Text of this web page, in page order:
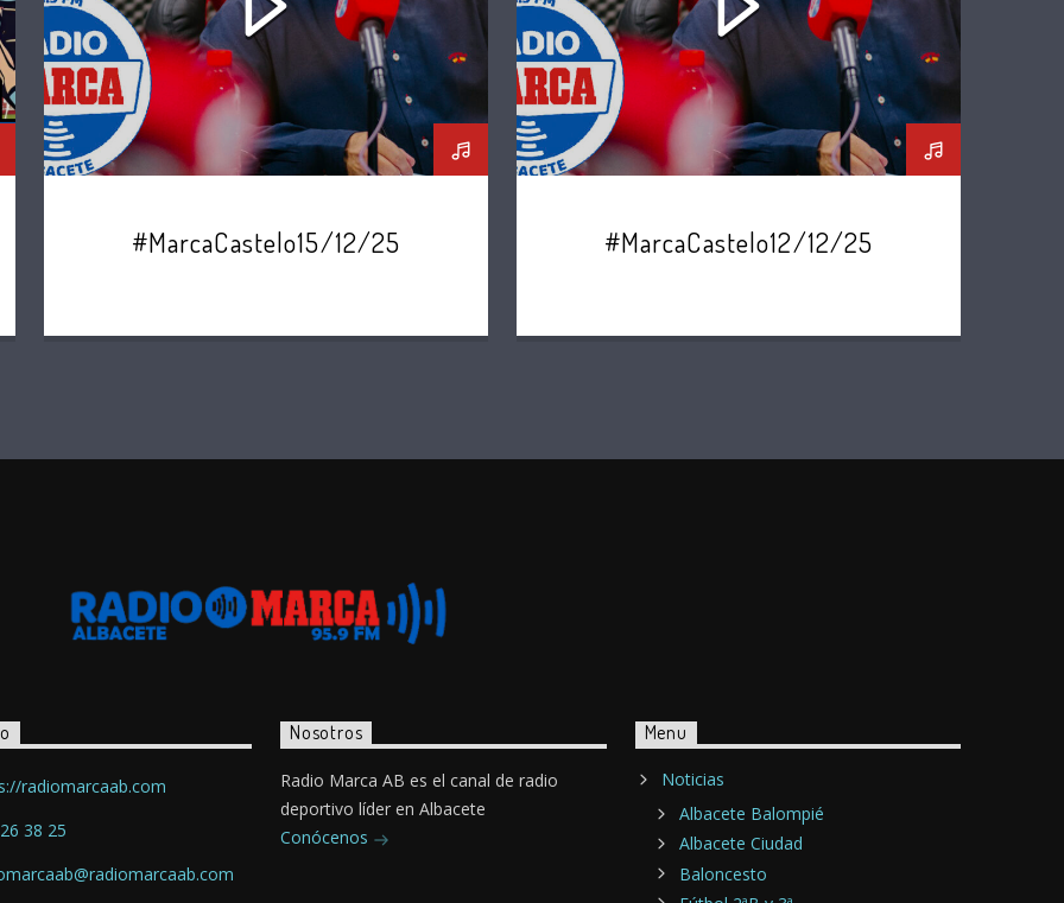
#MarcaCastelo15/12/25 #MarcaCastelo12/12/25
radiomarcaab.com
38 25
Nosotros
Radio Marca AB es el canal de radio
deportivo líder en Albacete
Conócenos
Menu
Noticias
Albacete Balompié
Albacete Ciudad
Baloncesto